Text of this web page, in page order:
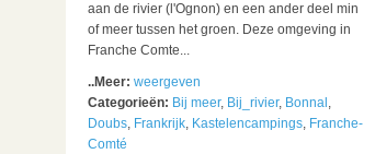
aan de rivier (l'Ognon) en een ander deel min
of meer tussen het groen. Deze omgeving in
Franche Comte...
..Meer: weergeven
Categorieën: Bij meer, Bij_rivier, Bonnal ,
Doubs, Frankrijk, Kastelencampings, Franche-
Comté